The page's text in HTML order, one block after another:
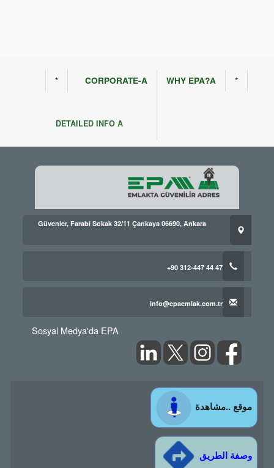
* CORPORATE-A
DETAILED INFO A
WHY EPA?A *
Güvenler, Farabi Sokak 32/11 Çankaya 06690, Ankara
+90 312-447 44 47
info@epaemlak.com.tr
Sosyal Medya'da EPA
موقع ..مشاهدة
وصفة الطريق